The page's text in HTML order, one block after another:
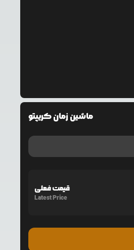
ماشین زمان کریپتو
قیمت فعلی
Latest Price